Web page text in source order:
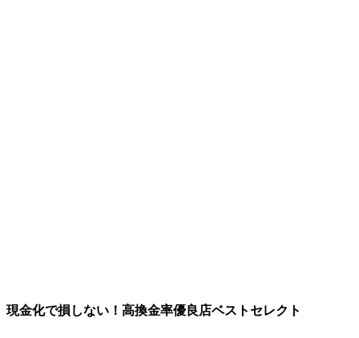
現金化で損しない！高換金率優良店ベストセレクト